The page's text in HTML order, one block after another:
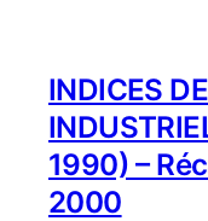
INDICES
1990) –
2000